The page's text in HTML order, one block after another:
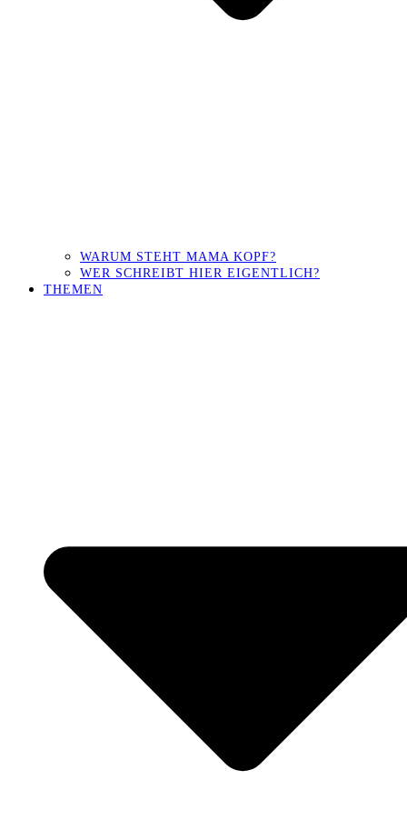
WARUM STEHT MAMA KOPF?
WER SCHREIBT HIER EIGENTLICH?
THEMEN